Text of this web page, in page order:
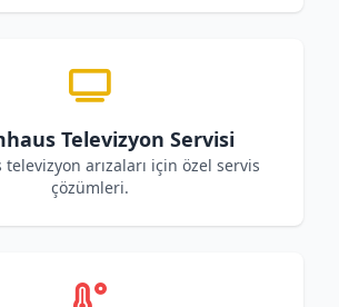
Televizyon Servisi
arızaları için özel servis
çözümleri.